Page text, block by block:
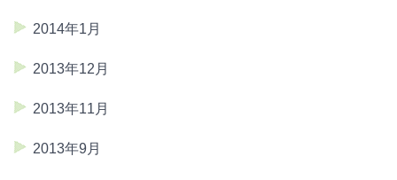
2014年1月
2013年12月
2013年11月
2013年9月